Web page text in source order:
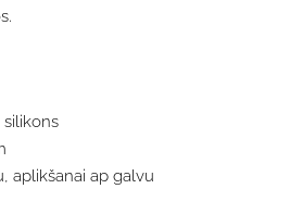
silikons
aplikšanai ap galvu